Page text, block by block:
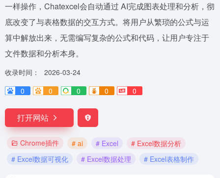
一样操作，Chatexcel会自动通过 AI完成图表处理和分析，彻
底改变了与表格数据的交互方式。将用户从繁琐的公式与运
算中解放出来，无需编写复杂的公式和代码，让用户专注于
文件数据和分析本身。
收录时间：
2026-03-24
0
0 0 0 0
打开网站
Chrome插件 # ai # Excel
# Excel数据分析
# Excel数据可视化
# Excel数据处理 # Excel表格制作